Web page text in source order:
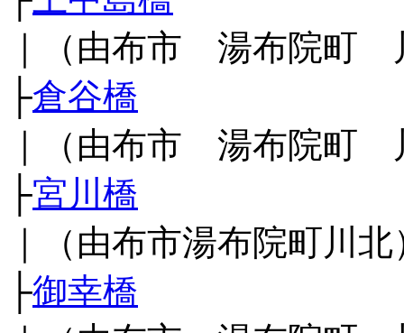
｜（由布市 湯布院町
├倉谷橋
｜（由布市 湯布院町
├宮川橋
｜（由布市湯布院町川北
├御幸橋